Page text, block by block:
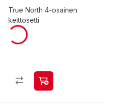
True North 4-osainen
keittosetti